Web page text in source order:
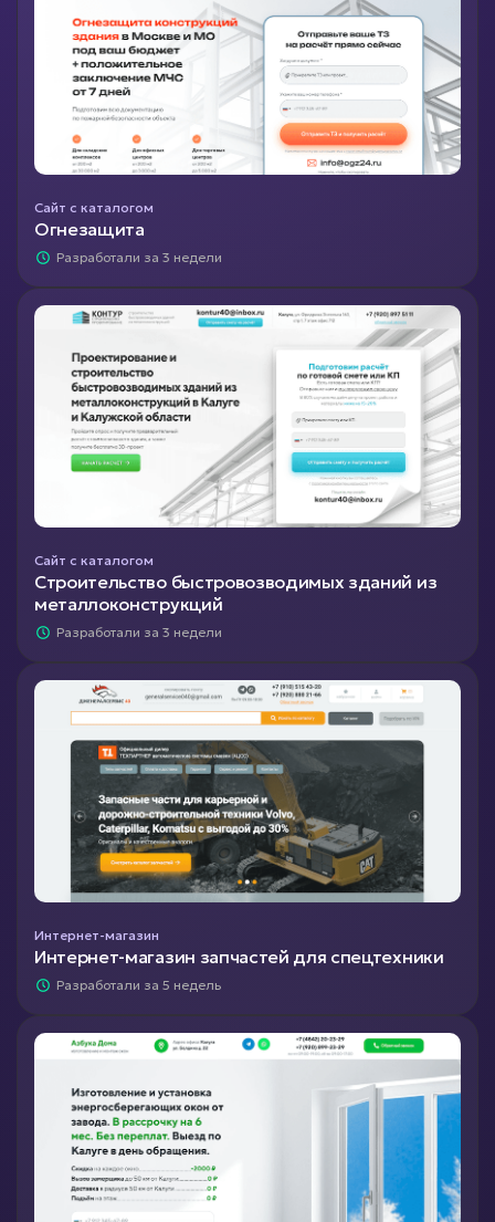
Сайт с каталогом
Огнезащита
Разработали за 3 недели
Сайт с каталогом
Строительство быстровозводимых зданий из
металлоконструкций
Разработали за 3 недели
Интернет-магазин
Интернет-магазин запчастей для спецтехники
Разработали за 5 недель